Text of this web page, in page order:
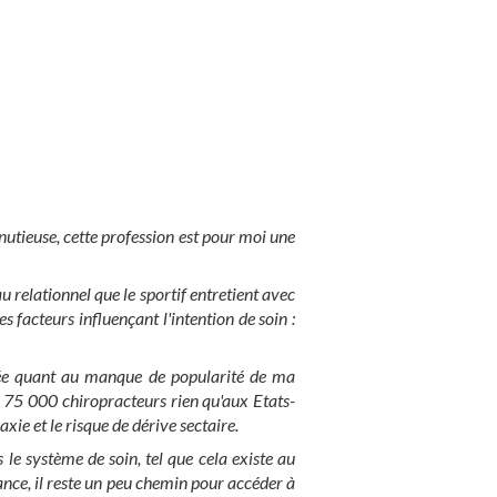
cette profession est pour moi une
relationnel que le sportif entretient avec
facteurs influençant l'intention de soin :
quant au manque de popularité de ma
75 000 chiropracteurs rien qu'aux Etats-
et le risque de dérive sectaire.
système de soin, tel que cela existe au
il reste un peu chemin pour accéder à